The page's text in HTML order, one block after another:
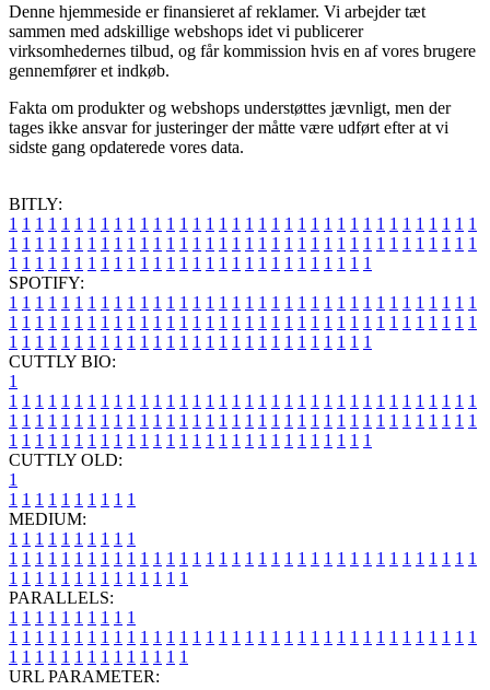
Denne hjemmeside er finansieret af reklamer. Vi arbejder tæt
sammen med adskillige webshops idet vi publicerer
virksomhedernes tilbud, og får kommission hvis en af vores brugere
gennemfører et indkøb.
Fakta om produkter og webshops understøttes jævnligt, men der
tages ikke ansvar for justeringer der måtte være udført efter at vi
sidste gang opdaterede vores data.
BITLY:
1 1 1 1 1 1 1 1 1 1 1 1 1 1 1 1 1 1 1 1 1 1 1 1 1 1 1 1 1 1 1 1 1 1 1 1
1 1 1 1 1 1 1 1 1 1 1 1 1 1 1 1 1 1 1 1 1 1 1 1 1 1 1 1 1 1 1 1 1 1 1 1
1 1 1 1 1 1 1 1 1 1 1 1 1 1 1 1 1 1 1 1 1 1 1 1 1 1 1 1
SPOTIFY:
1 1 1 1 1 1 1 1 1 1 1 1 1 1 1 1 1 1 1 1 1 1 1 1 1 1 1 1 1 1 1 1 1 1 1 1
1 1 1 1 1 1 1 1 1 1 1 1 1 1 1 1 1 1 1 1 1 1 1 1 1 1 1 1 1 1 1 1 1 1 1 1
1 1 1 1 1 1 1 1 1 1 1 1 1 1 1 1 1 1 1 1 1 1 1 1 1 1 1 1
CUTTLY BIO:
1
1 1 1 1 1 1 1 1 1 1 1 1 1 1 1 1 1 1 1 1 1 1 1 1 1 1 1 1 1 1 1 1 1 1 1 1
1 1 1 1 1 1 1 1 1 1 1 1 1 1 1 1 1 1 1 1 1 1 1 1 1 1 1 1 1 1 1 1 1 1 1 1
1 1 1 1 1 1 1 1 1 1 1 1 1 1 1 1 1 1 1 1 1 1 1 1 1 1 1 1
CUTTLY OLD:
1
1 1 1 1 1 1 1 1 1 1
MEDIUM:
1 1 1 1 1 1 1 1 1 1
1 1 1 1 1 1 1 1 1 1 1 1 1 1 1 1 1 1 1 1 1 1 1 1 1 1 1 1 1 1 1 1 1 1 1 1
1 1 1 1 1 1 1 1 1 1 1 1 1 1
PARALLELS:
1 1 1 1 1 1 1 1 1 1
1 1 1 1 1 1 1 1 1 1 1 1 1 1 1 1 1 1 1 1 1 1 1 1 1 1 1 1 1 1 1 1 1 1 1 1
1 1 1 1 1 1 1 1 1 1 1 1 1 1
URL PARAMETER: